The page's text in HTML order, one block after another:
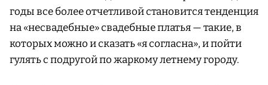
годы все более отчетливой становится тенденция
на «несвадебные» свадебные платья — такие, в
которых можно и сказать «я согласна», и пойти
гулять с подругой по жаркому летнему городу.